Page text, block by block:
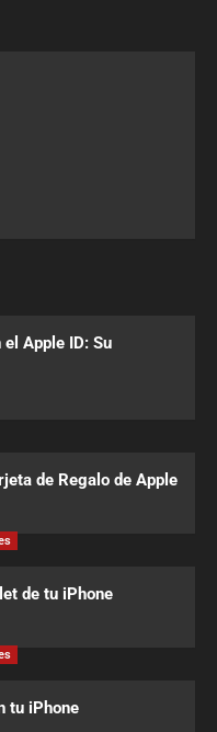
Apple ID: Su
de Regalo de Apple
de tu iPhone
tu iPhone